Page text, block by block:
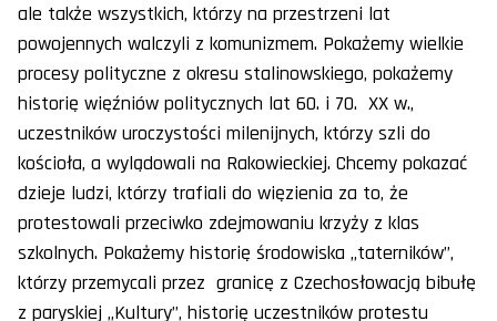
ale także wszystkich, którzy na przestrzeni lat
powojennych walczyli z komunizmem. Pokażemy wielkie
procesy polityczne z okresu stalinowskiego, pokażemy
historię więźniów politycznych lat 60. i 70. XX w.,
uczestników uroczystości milenijnych, którzy szli do
kościoła, a wylądowali na Rakowieckiej. Chcemy pokazać
dzieje ludzi, którzy trafiali do więzienia za to, że
protestowali przeciwko zdejmowaniu krzyży z klas
szkolnych. Pokażemy historię środowiska „taterników”,
którzy przemycali przez granicę z Czechosłowacją bibułę
z paryskiej „Kultury”, historię uczestników protestu